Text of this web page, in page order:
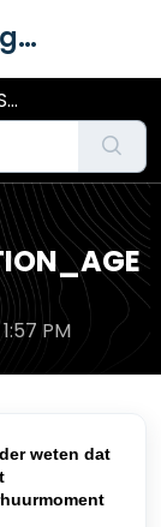
SERA Business Design B.V.
PM
weten dat